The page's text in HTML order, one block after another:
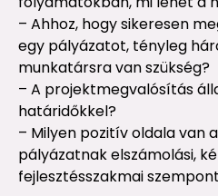
– Ahhoz, hogy sikeresen
egy pályázatot, tényleg
munkatársra van szükség?
– A projektmegvalósítás
határidőkkel?
– Milyen pozitív oldala van a
pályázatnak elszámolási,
fejlesztésszakmai